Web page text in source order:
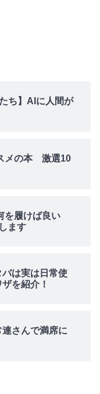
ち】AIに人間が
メの本 激選10
を履けば良い
ます
バは実は日常使
を紹介！
連さんで満席に